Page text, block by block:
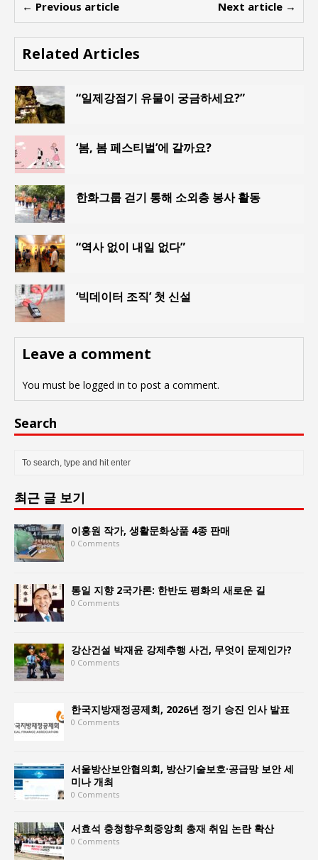
← Previous article Next article →
Related Articles
“일제강점기 유물이 궁금하세요?”
‘봄, 봄 페스티벌’에 갈까요?
한화그룹 걷기 통해 소외층 봉사 활동
“역사 없이 내일 없다”
‘빅데이터 조직’ 첫 신설
Leave a comment
You must be logged in to post a comment.
Search
최근 글 보기
이홍원 작가, 생활문화상품 4종 판매
0 Comments
통일 지향 2국가론: 한반도 평화의 새로운 길
0 Comments
강산건설 박재윤 강제추행 사건, 무엇이 문제인가?
0 Comments
한국지방재정공제회, 2026년 정기 승진 인사 발표
0 Comments
서울방산보안협의회, 방산기술보호·공급망 보안 세
미나 개최
0 Comments
서효석 충청향우회중앙회 총재 취임 논란 확산
0 Comments